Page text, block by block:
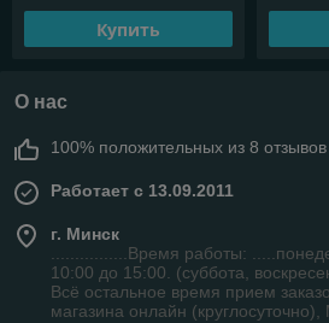
Купить
О нас
100% положительных из 8 отзывов
Работает с 13.09.2011
г. Минск
................Время работы:
10:00 до 15:00. (суббота,
Всё остальное время прием
магазина онлайн